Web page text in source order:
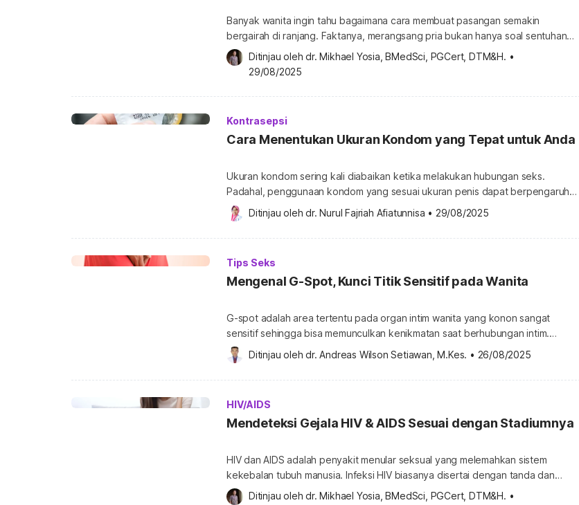
Banyak wanita ingin tahu bagaimana cara membuat pasangan semakin
bergairah di ranjang. Faktanya, merangsang pria bukan hanya soal sentuhan
fisik, tetapi juga bisa melalui kata-kata, sikap, hingga suasana yang diciptakan.
Dengan cara yang tepat, hubungan intim jadi lebih hangat, penuh gairah, dan
pria Merangsang pria bukan hanya […]
Ditinjau oleh dr. Mikhael Yosia, BMedSci, PGCert, DTM&H. •
29/08/2025
Kontrasepsi
Cara Menentukan Ukuran Kondom yang Tepat untuk Anda
Ukuran kondom sering kali diabaikan ketika melakukan hubungan seks.
Padahal, penggunaan kondom yang sesuai ukuran penis dapat berpengaruh
terhadap efektivitasnya. Lalu, bagaimana cara memilih kondom yang tepat?
Bagaimana cara memilih ukuran kondom yang pas? Sebelum mengetahui cara
menentukan ukuran kondom yang pas, Anda perlu mengukur penis terlebih
memilih […]
Ditinjau oleh dr. Nurul Fajriah Afiatunnisa • 29/08/2025
Tips Seks
Mengenal G-Spot, Kunci Titik Sensitif pada Wanita
G-spot adalah area tertentu pada organ intim wanita yang konon sangat
sensitif sehingga bisa memunculkan kenikmatan saat berhubungan intim.
Sebenarnya, di mana letak titik sensitif wanita ini? Apa itu G-spot? G-spot
pertama kali ditemukan oleh ahli ginekologi Ernst Grafenberg dan selanjutnya
dipopulerkan oleh peneliti seputar hubungan intim, Beverly Whipple. Anda
Ditinjau oleh dr. Andreas Wilson Setiawan, M.Kes. • 26/08/2025
HIV/AIDS
Mendeteksi Gejala HIV & AIDS Sesuai dengan Stadiumnya
HIV dan AIDS adalah penyakit menular seksual yang melemahkan sistem
kekebalan tubuh manusia. Infeksi HIV biasanya disertai dengan tanda dan
gejala yang berbeda tergantung pada tingkat keparahannya. Berikut ini gejala
Ditinjau oleh dr. Mikhael Yosia, BMedSci, PGCert, DTM&H. •